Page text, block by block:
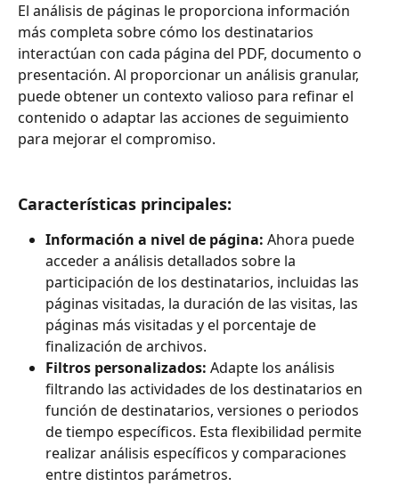
El análisis de páginas le proporciona información
más completa sobre cómo los destinatarios
interactúan con cada página del PDF, documento o
presentación. Al proporcionar un análisis granular,
puede obtener un contexto valioso para refinar el
contenido o adaptar las acciones de seguimiento
para mejorar el compromiso.
Características principales:
Información a nivel de página: Ahora puede
acceder a análisis detallados sobre la
participación de los destinatarios, incluidas las
páginas visitadas, la duración de las visitas, las
páginas más visitadas y el porcentaje de
finalización de archivos.
Filtros personalizados: Adapte los análisis
filtrando las actividades de los destinatarios en
función de destinatarios, versiones o periodos
de tiempo específicos. Esta flexibilidad permite
realizar análisis específicos y comparaciones
entre distintos parámetros.